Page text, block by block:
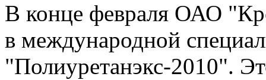
В конце февраля ОАО
в международной
"Полиуретанэкс-2010".